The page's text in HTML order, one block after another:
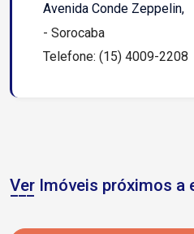
Avenida Conde Zeppelin,
- Sorocaba
Telefone: (15) 4009-2208
Ver Imóveis próximos a